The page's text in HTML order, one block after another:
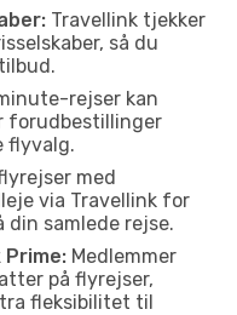
Travellink tjekker
så du
rejser kan
forudbestillinger
flyvalg.
med
via Travellink for
din samlede rejse.
Prime: Medlemmer
på flyrejser,
fleksibilitet til